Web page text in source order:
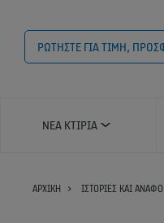
ΡΩΤΗΣΤΕ ΓΙΑ ΤΙΜΗ,
ΝΈΑ ΚΤΊΡΙΑ
ΑΡΧΙΚΗ ΙΣΤΟΡΊΕΣ ΚΑΙ